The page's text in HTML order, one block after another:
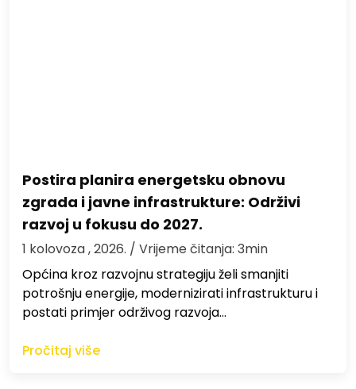
Postira planira energetsku obnovu
zgrada i javne infrastrukture: Održivi
razvoj u fokusu do 2027.
1 kolovoza , 2026. / Vrijeme čitanja: 3min
Općina kroz razvojnu strategiju želi smanjiti
potrošnju energije, modernizirati infrastrukturu i
postati primjer održivog razvoja…
Pročitaj više